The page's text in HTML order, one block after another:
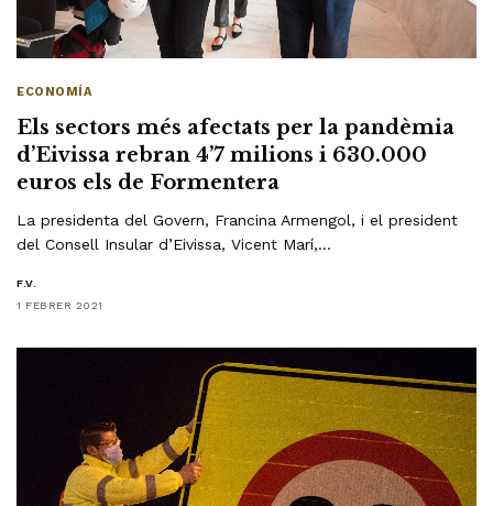
ECONOMÍA
Els sectors més afectats per la pandèmia
d’Eivissa rebran 4’7 milions i 630.000
euros els de Formentera
La presidenta del Govern, Francina Armengol, i el president
del Consell Insular d’Eivissa, Vicent Marí,…
F.V.
1 FEBRER 2021